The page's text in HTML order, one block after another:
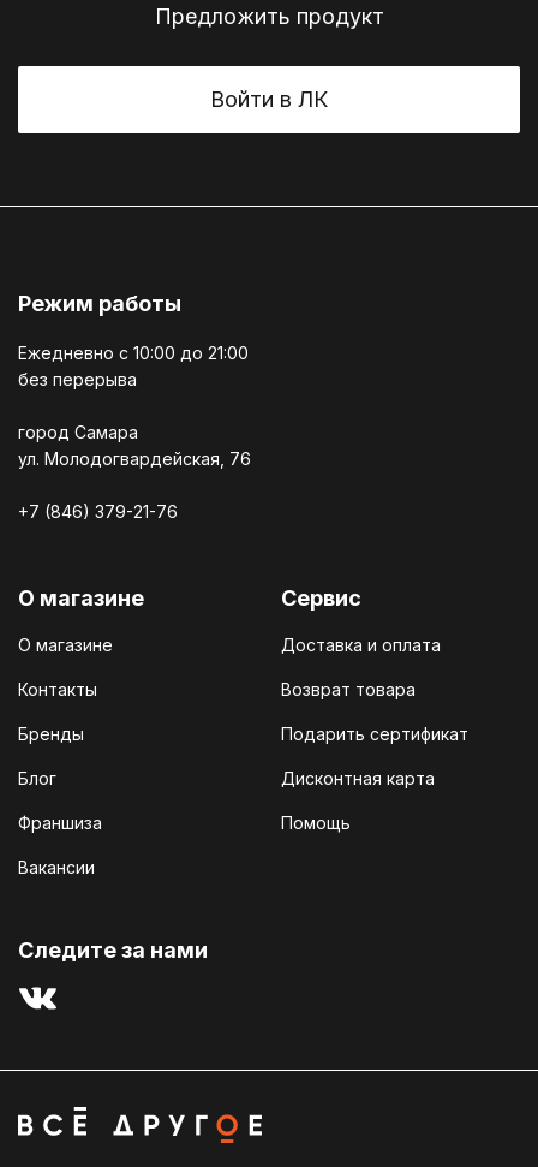
Предложить продукт
Войти в ЛК
Режим работы
Ежедневно c 10:00 до 21:00
без перерыва
город Самара
ул. Молодогвардейская, 76
+7 (846) 379-21-76
О магазине
О магазине
Контакты
Бренды
Блог
Франшиза
Вакансии
Сервис
Доставка и оплата
Возврат товара
Подарить сертификат
Дисконтная карта
Помощь
Cледите за нами